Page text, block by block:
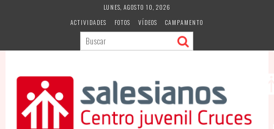
LUNES, AGOSTO 10, 2026
ACTIVIDADES
FOTOS VÍDEOS CAMPAMENTO